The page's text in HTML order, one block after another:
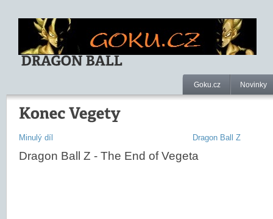
Goku.cz Novinky
Minulý díl Dragon Ball Z
Dragon Ball Z - The End of Vegeta